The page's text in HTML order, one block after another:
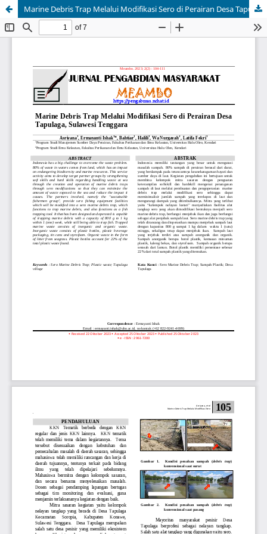
Marine Debris Trap Melalui Modifikasi Sero di Perairan Desa Tapulaga, Sulawesi Tenggara